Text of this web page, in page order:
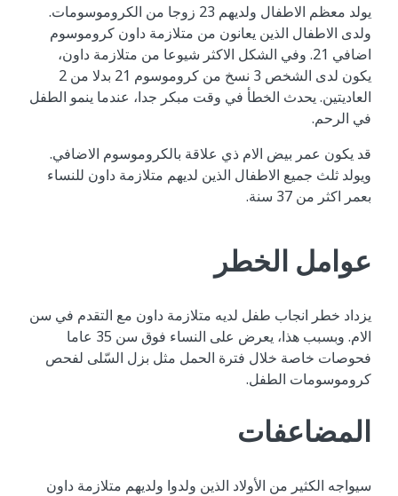
يولد معظم الاطفال ولديهم 23 زوجا من الكروموسومات.
ولدى الاطفال الذين يعانون من متلازمة داون كروموسوم
اضافي 21. وفي الشكل الاكثر شيوعا من متلازمة داون،
يكون لدى الشخص 3 نسخ من كروموسوم 21 بدلا من 2
العاديتين. يحدث الخطأ في وقت مبكر جدا، عندما ينمو الطفل
في الرحم.
قد يكون عمر بيض الام ذي علاقة بالكروموسوم الاضافي.
ويولد ثلث جميع الاطفال الذين لديهم متلازمة داون للنساء
بعمر اكثر من 37 سنة.
عوامل الخطر
يزداد خطر انجاب طفل لديه متلازمة داون مع التقدم في سن
الام. وبسبب هذا، يعرض على النساء فوق سن 35 عاما
فحوصات خاصة خلال فترة الحمل مثل بزل السّلى لفحص
كروموسومات الطفل.
المضاعفات
سيواجه الكثير من الأولاد الذين ولدوا ولديهم متلازمة داون